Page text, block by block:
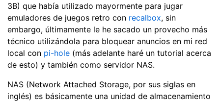
3B) que había utilizado mayormente para jugar
emuladores de juegos retro con recalbox, sin
embargo, últimamente le he sacado un provecho más
técnico utilizándola para bloquear anuncios en mi red
local con pi-hole (más adelante haré un tutorial acerca
de esto) y también como servidor NAS.
NAS (Network Attached Storage, por sus siglas en
inglés) es básicamente una unidad de almacenamiento